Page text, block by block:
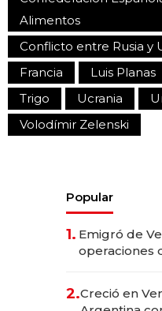
Alimentos
Conflicto entre Rusia y
Francia
Luis Planas
Trigo
Ucrania
Volodímir Zelenski
Popular
1. Emigró de
operaciones
2.Creció en